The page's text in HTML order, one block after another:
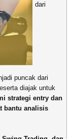
dari
puncak dari
diajak untuk
strategi entry dan
bantu analisis